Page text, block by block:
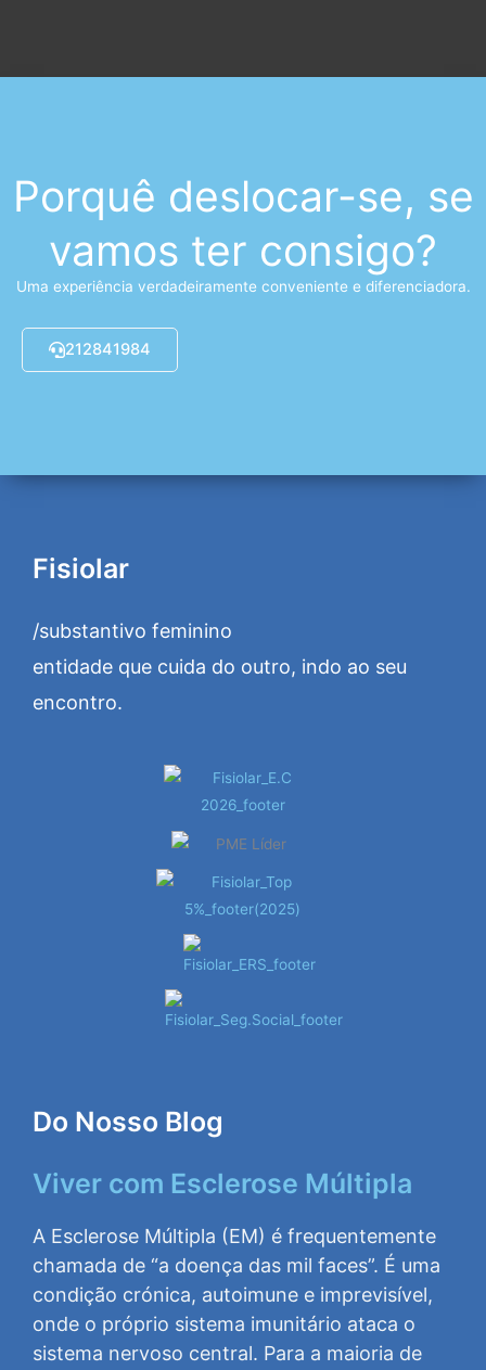
Porquê deslocar-se, se
vamos ter consigo?
Uma experiência verdadeiramente conveniente e diferenciadora.
212841984
Fisiolar
/substantivo feminino
entidade que cuida do outro, indo ao seu
encontro.
Do Nosso Blog
Viver com Esclerose Múltipla
A Esclerose Múltipla (EM) é frequentemente
chamada de “a doença das mil faces”. É uma
condição crónica, autoimune e imprevisível,
onde o próprio sistema imunitário ataca o
sistema nervoso central. Para a maioria de